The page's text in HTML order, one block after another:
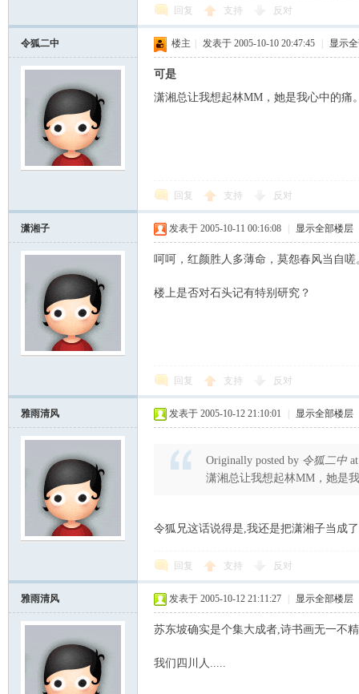
回复 支持 反对
令狐二中 楼主 发表于 2005-10-10 20:47:45 显示
可是
潇湘总让我想起林MM，她是我心中的痛
回复 支持 反对
潇湘子 发表于 2005-10-11 00:16:08 显示全部楼层
呵呵，红颜胜人多薄命，莫怨春风当自嗟
楼上是否对石头记有特别研究？
回复 支持 反对
雅雨清风 发表于 2005-10-12 21:10:01 显示全部楼层
Originally posted by 令狐二中
潇湘总让我想起林MM，她是
令狐兄这话说得是,我还是把潇湘子当成
回复 支持 反对
雅雨清风 发表于 2005-10-12 21:11:27 显示全部楼层
苏东坡确实是个集大成者,诗书画无一不
我们四川人.....